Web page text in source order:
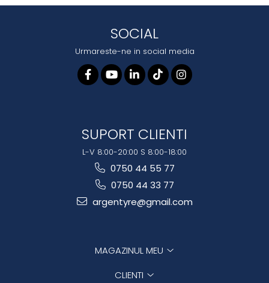
SOCIAL
Urmareste-ne in social media
SUPORT CLIENTI
L-V 8:00-20:00 S 8:00-18:00
0750 44 55 77
0750 44 33 77
argentyre@gmail.com
MAGAZINUL MEU
CLIENTI